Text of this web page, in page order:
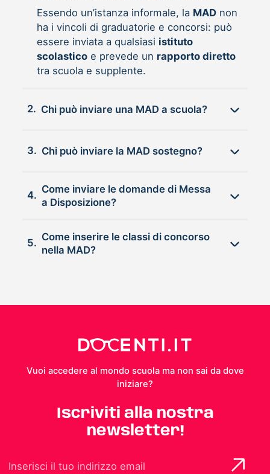
Essendo un’istanza informale, la MADnon
ha i vincoli di graduatorie e concorsi: può
essere inviata a qualsiasi istituto
scolasticoe prevede un rapporto diretto
tra scuola e supplente.
2. Chi può inviare una MAD a scuola?
3. Chi può inviare la MAD sostegno?
4.
Come inviare le domande di Messa
a Disposizione?
5.
Come inserire le classi di concorso
nella MAD?
Vuoi accedere al mondo scuola ma non sai da dove
iniziare?
Iscriviti alla nostra
newsletter!